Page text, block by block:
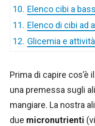
10. Elenco cibi a
11. Elenco di cibi ad
12. Glicemia e
Prima di capire cos’è
una premessa sugli
mangiare. La nostra
due micronutrienti